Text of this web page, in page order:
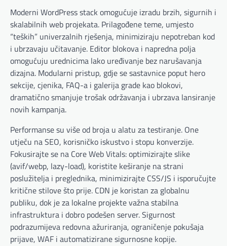
Moderni WordPress stack omogućuje izradu brzih, sigurnih i
skalabilnih web projekata. Prilagođene teme, umjesto
“teških” univerzalnih rješenja, minimiziraju nepotreban kod
i ubrzavaju učitavanje. Editor blokova i napredna polja
omogućuju urednicima lako uređivanje bez narušavanja
dizajna. Modularni pristup, gdje se sastavnice poput hero
sekcije, cjenika, FAQ-a i galerija grade kao blokovi,
dramatično smanjuje trošak održavanja i ubrzava lansiranje
novih kampanja.
Performanse su više od broja u alatu za testiranje. One
utječu na SEO, korisničko iskustvo i stopu konverzije.
Fokusirajte se na Core Web Vitals: optimizirajte slike
(avif/webp, lazy-load), koristite keširanje na strani
poslužitelja i preglednika, minimizirajte CSS/JS i isporučujte
kritične stilove što prije. CDN je koristan za globalnu
publiku, dok je za lokalne projekte važna stabilna
infrastruktura i dobro podešen server. Sigurnost
podrazumijeva redovna ažuriranja, ograničenje pokušaja
prijave, WAF i automatizirane sigurnosne kopije.